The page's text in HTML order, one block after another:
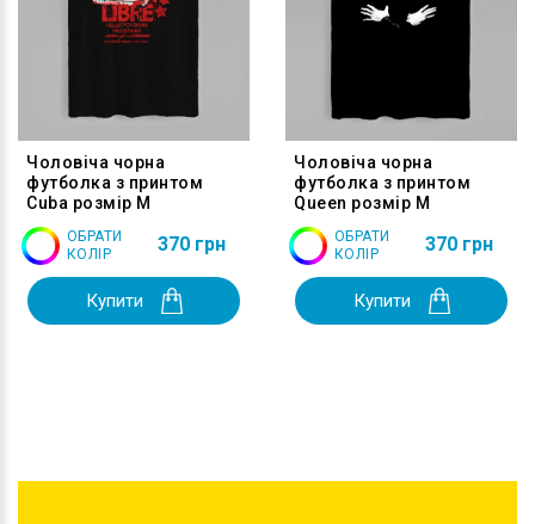
Чоловіча чорна
футболка з принтом
Cuba розмір M
ОБРАТИ
КОЛІР
370 грн
Купити
Чоловіча чорна
футболка з принтом
Queen розмір M
ОБРАТИ
КОЛІР
370 грн
Купити